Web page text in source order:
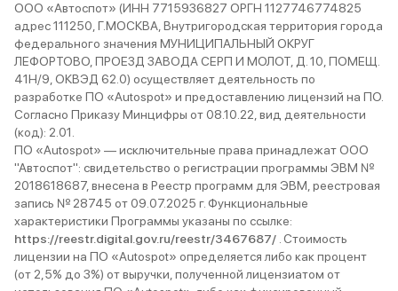
ООО «Автоспот» (ИНН 7715936827 ОРГН 1127746774825
адрес 111250, Г.МОСКВА, Внутригородская территория города
федерального значения МУНИЦИПАЛЬНЫЙ ОКРУГ
ЛЕФОРТОВО, ПРОЕЗД ЗАВОДА СЕРП И МОЛОТ, Д. 10, ПОМЕЩ.
41Н/9, ОКВЭД 62.0) осуществляет деятельность по
разработке ПО «Autospot» и предоставлению лицензий на ПО.
Согласно Приказу Минцифры от 08.10.22, вид деятельности
(код): 2.01.
ПО «Autospot» — исключительные права принадлежат ООО
"Автоспот": свидетельство о регистрации программы ЭВМ №
2018618687, внесена в Реестр программ для ЭВМ, реестровая
запись № 28745 от 09.07.2025 г. Функциональные
характеристики Программы указаны по ссылке:
https://reestr.digital.gov.ru/reestr/3467687/ . Стоимость
лицензии на ПО «Autospot» определяется либо как процент
(от 2,5% до 3%) от выручки, полученной лицензиатом от